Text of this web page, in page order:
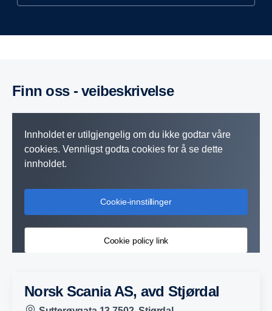
Finn oss - veibeskrivelse
Innholdet er utilgjengelig om du ikke godtar våre
cookies. Vennligst godta cookies for å se dette
innholdet.
Cookie-innstillinger
Cookie policy link
Norsk Scania AS, avd Stjørdal